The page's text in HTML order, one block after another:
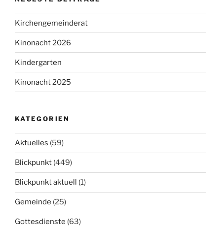
Kirchengemeinderat
Kinonacht 2026
Kindergarten
Kinonacht 2025
KATEGORIEN
Aktuelles (59)
Blickpunkt (449)
Blickpunkt aktuell (1)
Gemeinde (25)
Gottesdienste (63)